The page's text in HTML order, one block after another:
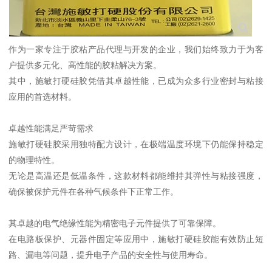
作为一家专注于胶粘产品代理与开发的企业，我们始终致力于为客
户提供多元化、高性能的胶粘解决方案。
其中，施敏打硬硅胶凭借其卓越性能，已成为众多行业密封与粘接
应用的首选材料。
卓越性能满足严苛需求
施敏打硬硅胶采用独特配方设计，在极端温度环境下仍能保持稳定
的物理特性。
无论是高温还是低温条件，这款材料都能维持其弹性与粘接强度，
确保被保护元件在各种气候条件下正常工作。
其卓越的电气绝缘性能为精密电子元件提供了可靠保障。
在电路板保护、元器件固定等应用中，施敏打硬硅胶能有效防止短
路、漏电等问题，提升电子产品的安全性与使用寿命。